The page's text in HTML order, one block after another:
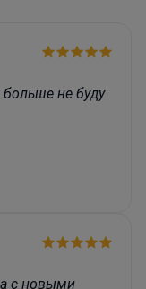
не буду
с новыми